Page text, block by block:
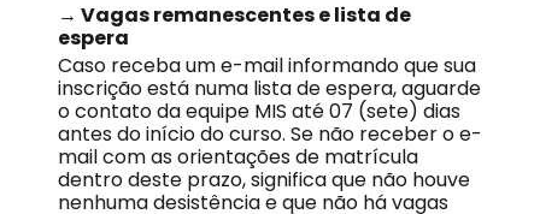
→ Vagas remanescentes e lista de
espera
Caso receba um e-mail informando que sua
inscrição está numa lista de espera, aguarde
o contato da equipe MIS até 07 (sete) dias
antes do início do curso. Se não receber o e-
mail com as orientações de matrícula
dentro deste prazo, significa que não houve
nenhuma desistência e que não há vagas